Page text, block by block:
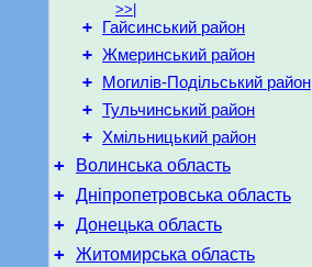
>>|
+ Гайсинський район
+ Жмеринський район
+ Могилів-Подільський район
+ Тульчинський район
+ Хмільницький район
+ Волинська область
+ Дніпропетровська область
+ Донецька область
+ Житомирська область